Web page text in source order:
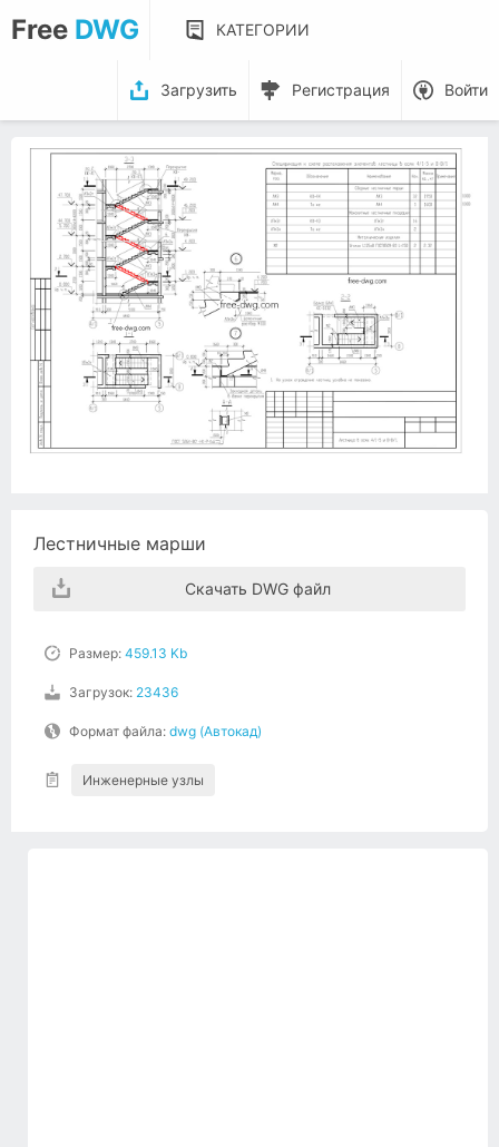
Free DWG КАТЕГОРИИ
Загрузить Регистрация Войти
Лестничные марши
Скачать DWG файл
Размер: 459.13 Kb
Загрузок: 23436
Формат файла: dwg (Автокад)
Инженерные узлы